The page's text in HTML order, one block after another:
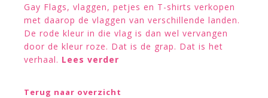
Gay Flags, vlaggen, petjes en T-shirts verkopen
met daarop de vlaggen van verschillende landen.
De rode kleur in die vlag is dan wel vervangen
door de kleur roze. Dat is de grap. Dat is het
verhaal. Lees verder
Terug naar overzicht